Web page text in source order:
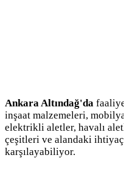
Ankara Altındağ'da
inşaat malzemeleri,
elektrikli aletler, havalı
çeşitleri ve alandaki
karşılayabiliyor.